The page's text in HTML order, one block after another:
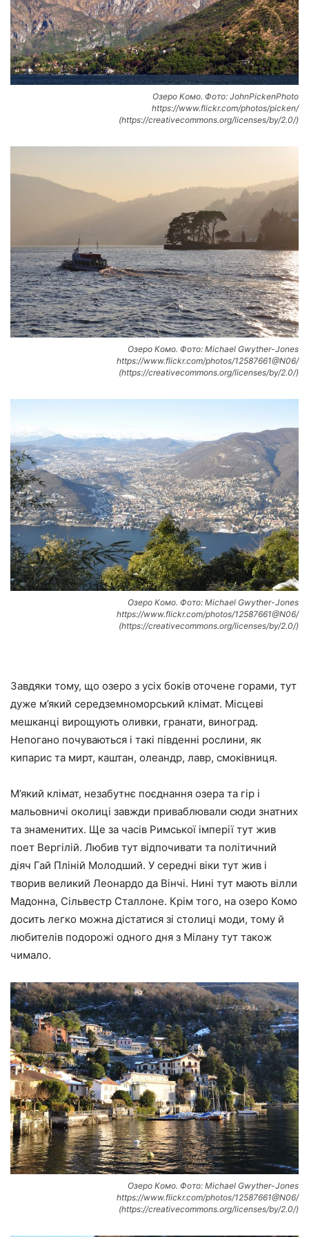
Озеро Комо. Фото: JohnPickenPhoto
https://www.flickr.com/photos/picken/
(https://creativecommons.org/licenses/by/2.0/)
Озеро Комо. Фото: Michael Gwyther-Jones
https://www.flickr.com/photos/12587661@N06/
(https://creativecommons.org/licenses/by/2.0/)
Озеро Комо. Фото: Michael Gwyther-Jones
https://www.flickr.com/photos/12587661@N06/
(https://creativecommons.org/licenses/by/2.0/)
Завдяки тому, що озеро з усіх боків оточене горами, тут
дуже м’який середземноморський клімат. Місцеві
мешканці вирощують оливки, гранати, виноград.
Непогано почуваються і такі південні рослини, як
кипарис та мирт, каштан, олеандр, лавр, смоківниця.
М’який клімат, незабутнє поєднання озера та гір і
мальовничі околиці завжди приваблювали сюди знатних
та знаменитих. Ще за часів Римської імперії тут жив
поет Вергілій. Любив тут відпочивати та політичний
діяч Гай Пліній Молодший. У середні віки тут жив і
творив великий Леонардо да Вінчі. Нині тут мають вілли
Мадонна, Сільвестр Сталлоне. Крім того, на озеро Комо
досить легко можна дістатися зі столиці моди, тому й
любителів подорожі одного дня з Мілану тут також
чимало.
Озеро Комо. Фото: Michael Gwyther-Jones
https://www.flickr.com/photos/12587661@N06/
(https://creativecommons.org/licenses/by/2.0/)